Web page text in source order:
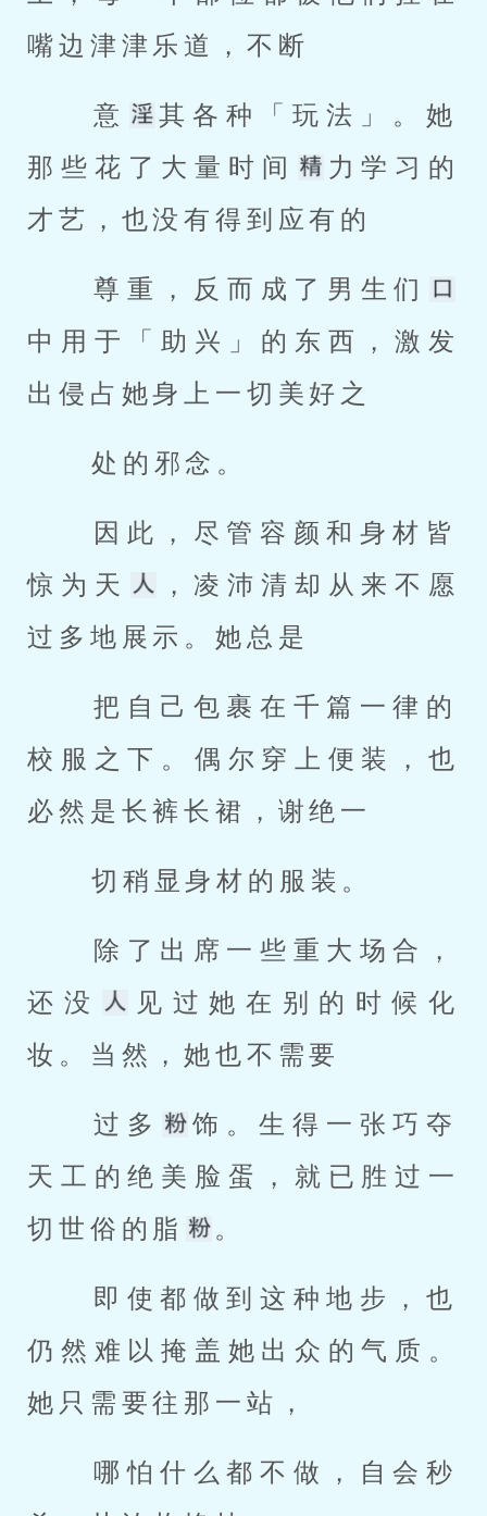
嘴边津津乐道，不断
意
其各种「玩法」。她
那些花了大量时间
力学习的
才艺，也没有得到应有的
尊重，反而成了男生们
中用于「助兴」的东西，激发
出侵占她身上一切美好之
处的邪念。
惊为天
，凌沛清却从来不愿
过多地展示。她总是
校服之下。偶尔穿上便装，也
必然是长裤长裙，谢绝一
切稍显身材的服装。
还没
见过她在别的时候化
妆。当然，她也不需要
过多
饰。生得一张巧夺
天工的绝美脸蛋，就已胜过一
切世俗的脂
。
仍然难以掩盖她出众的气质。
她只需要往那一站，